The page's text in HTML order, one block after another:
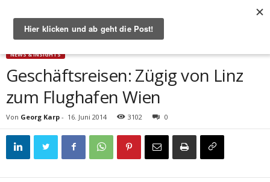
Start News & Insights Geschäftsreisen: Zügig von Linz zum Flughafen Wien
NEWS & INSIGHTS
Geschäftsreisen: Zügig von Linz
zum Flughafen Wien
Von Georg Karp - 16. Juni 2014 3102 0